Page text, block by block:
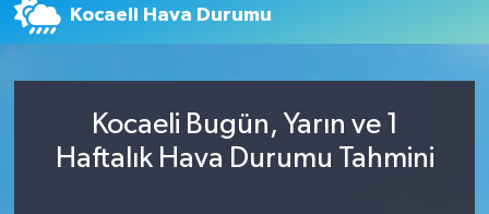
Kocaeli Hava Durumu
Kocaeli Bugün, Yarın ve 1
Haftalık Hava Durumu Tahmini
Gündem
Spor
Tokat Namaz Vakitleri
Süper Lig Puan Durumu ve Fikstür